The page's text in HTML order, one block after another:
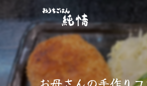
お母さんの手作り